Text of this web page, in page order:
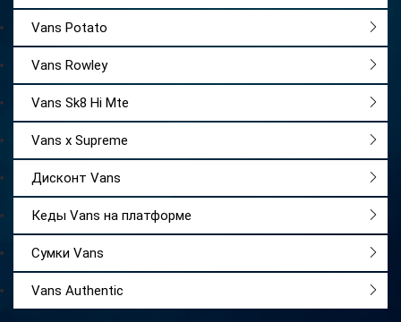
Vans Potato
Vans Rowley
Vans Sk8 Hi Mte
Vans x Supreme
Дисконт Vans
Кеды Vans на платформе
Сумки Vans
Vans Authentic